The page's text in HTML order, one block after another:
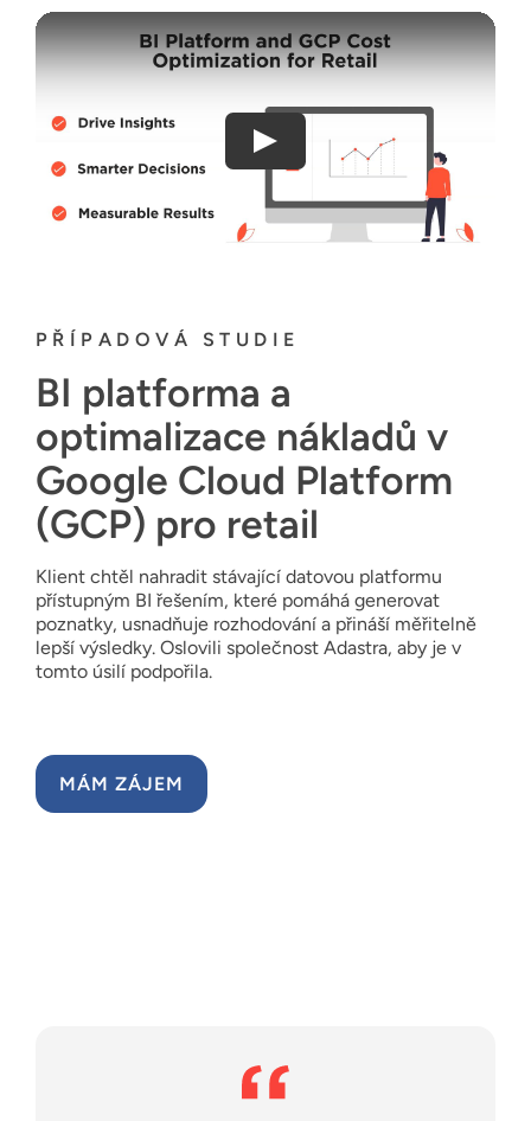
PŘÍPADOVÁ STUDIE
BI platforma a
optimalizace nákladů v
Google Cloud Platform
(GCP) pro retail
Klient chtěl nahradit stávající datovou platformu
přístupným BI řešením, které pomáhá generovat
poznatky, usnadňuje rozhodování a přináší měřitelně
lepší výsledky. Oslovili společnost Adastra, aby je v
tomto úsilí podpořila.
MÁM ZÁJEM